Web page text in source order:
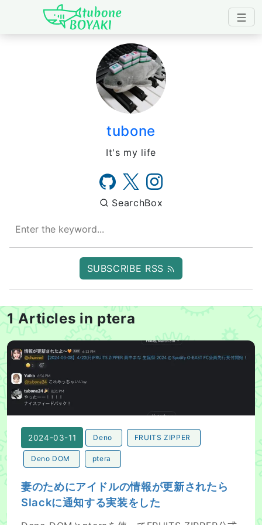
Japanese IT Developer's
tubone
It's my life
SearchBox
SUBSCRIBE RSS
1 Articles in ptera
妻のためにアイドルの情報が更新されたらSlackに通知す
2024-03-11 Deno FRUITS ZIPPER
Deno DOM ptera
妻のためにアイドルの情報が更新されたら
Slackに通知する実装をした